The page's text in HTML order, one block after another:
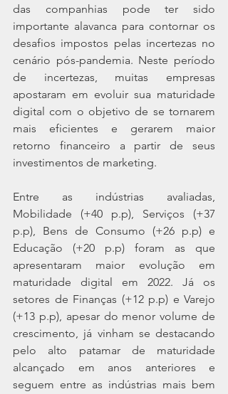
das companhias pode ter sido
importante alavanca para contornar os
desafios impostos pelas incertezas no
cenário pós-pandemia. Neste período
de incertezas, muitas empresas
apostaram em evoluir sua maturidade
digital com o objetivo de se tornarem
mais eficientes e gerarem maior
retorno financeiro a partir de seus
investimentos de marketing.
Entre as indústrias avaliadas,
Mobilidade (+40 p.p), Serviços (+37
p.p), Bens de Consumo (+26 p.p) e
Educação (+20 p.p) foram as que
apresentaram maior evolução em
maturidade digital em 2022. Já os
setores de Finanças (+12 p.p) e Varejo
(+13 p.p), apesar do menor volume de
crescimento, já vinham se destacando
pelo alto patamar de maturidade
alcançado em anos anteriores e
seguem entre as indústrias mais bem